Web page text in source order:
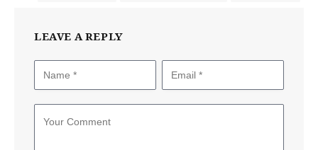
LEAVE A REPLY